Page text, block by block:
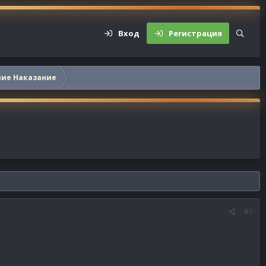
Вход Регистрация
Наказание
#1